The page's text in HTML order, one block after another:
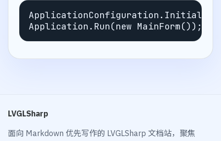
ApplicationConfiguration . Initialize
Application . Run(new MainForm());
LVGLSharp
面向 Markdown 优先写作的 LVGLSharp 文档站，聚焦